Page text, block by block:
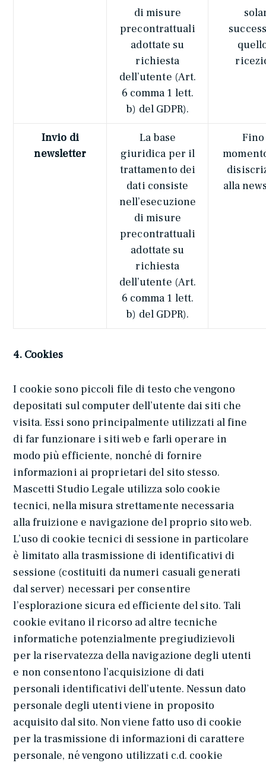
di misure
precontrattuali
adottate su
richiesta
dell’utente (Art.
6 comma 1 lett.
b) del GDPR).
Invio di
newsletter
La base
giuridica per il
trattamento dei
dati consiste
nell’esecuzione
di misure
precontrattuali
adottate su
richiesta
dell’utente (Art.
6 comma 1 lett.
b) del GDPR).
alla
4. Cookies
I cookie sono piccoli file di testo che vengono
depositati sul computer dell’utente dai siti che
visita. Essi sono principalmente utilizzati al fine
di far funzionare i siti web e farli operare in
modo più efficiente, nonché di fornire
informazioni ai proprietari del sito stesso.
Mascetti Studio Legale utilizza solo cookie
tecnici, nella misura strettamente necessaria
alla fruizione e navigazione del proprio sito web.
L’uso di cookie tecnici di sessione in particolare
è limitato alla trasmissione di identificativi di
sessione (costituiti da numeri casuali generati
dal server) necessari per consentire
l’esplorazione sicura ed efficiente del sito. Tali
cookie evitano il ricorso ad altre tecniche
informatiche potenzialmente pregiudizievoli
per la riservatezza della navigazione degli utenti
e non consentono l’acquisizione di dati
personali identificativi dell’utente. Nessun dato
personale degli utenti viene in proposito
acquisito dal sito. Non viene fatto uso di cookie
per la trasmissione di informazioni di carattere
personale, né vengono utilizzati c.d. cookie